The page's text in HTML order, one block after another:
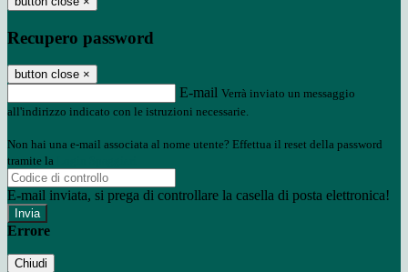
Recupero password
button close ×
E-mail Verrà inviato un messaggio
all'indirizzo indicato con le istruzioni necessarie.
Non hai una e-mail associata al nome utente? Effettua il reset della password
tramite la
E-mail inviata, si prega di controllare la casella di posta elettronica!
Errore
Chiudi